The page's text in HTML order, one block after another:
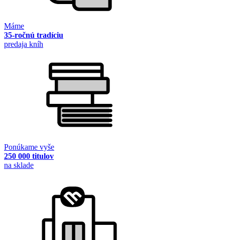
Máme
35-ročnú tradíciu
predaja kníh
Ponúkame vyše
250 000 titulov
na sklade